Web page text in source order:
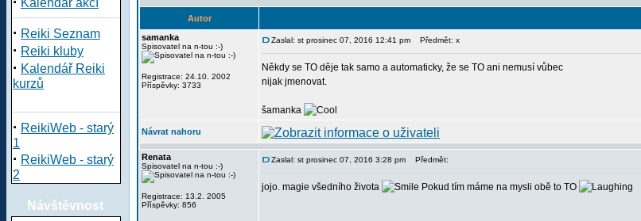
Kalendář akcí
· Reiki Seznam
· Reiki kluby
· Kalendář Reiki
kurzů
· ReikiWeb - starý
1
· ReikiWeb - starý
2
Návštěvnost
Autor
samanka
Spisovatel na n-tou :-)
Registrace: 24.10. 2002
Příspěvky: 3733
Zaslal: st prosinec 07, 2016 12:41 pm Předmět: x
Někdy se TO děje tak samo a automaticky, že se TO ani nemusí vůbec
nijak jmenovat.
šamanka
Návrat nahoru
Renata
Spisovatel na n-tou :-)
Registrace: 13.2. 2005
Příspěvky: 856
Zaslal: st prosinec 07, 2016 3:28 pm Předmět:
jojo. magie všedního života Pokud tím máme na mysli obě to TO